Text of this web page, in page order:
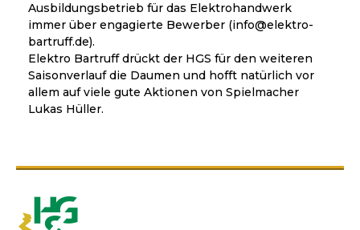
Ausbildungsbetrieb für das Elektrohandwerk
immer über engagierte Bewerber (info@elektro-
bartruff.de).
Elektro Bartruff drückt der HGS für den weiteren
Saisonverlauf die Daumen und hofft natürlich vor
allem auf viele gute Aktionen von Spielmacher
Lukas Hüller.